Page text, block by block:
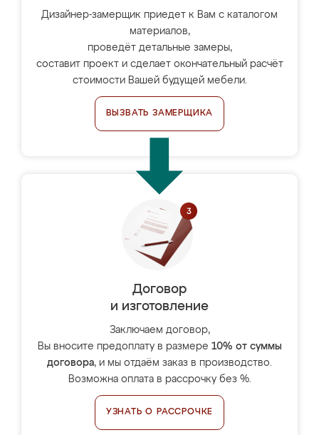
Дизайнер-замерщик приедет к Вам с каталогом
материалов,
проведёт детальные замеры,
составит проект и сделает окончательный расчёт
стоимости Вашей будущей мебели.
ВЫЗВАТЬ ЗАМЕРЩИКА
Договор
и изготовление
Заключаем договор,
Вы вносите предоплату в размере 10% от суммы
договора, и мы отдаём заказ в производство.
Возможна оплата в рассрочку без %.
УЗНАТЬ О РАССРОЧКЕ